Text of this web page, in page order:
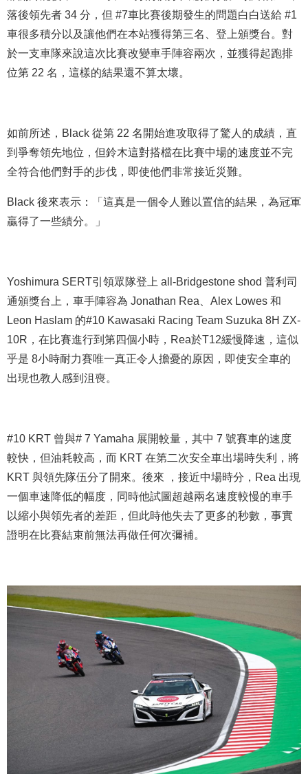
落後領先者 34 分，但 #7車比賽後期發生的問題白白送給 #1
車很多積分以及讓他們在本站獲得第三名、登上頒獎台。對
於一支車隊來說這次比賽改變車手陣容兩次，並獲得起跑排
位第 22 名，這樣的結果還不算太壞。
如前所述，Black 從第 22 名開始進攻取得了驚人的成績，直
到爭奪領先地位，但鈴木這對搭檔在比賽中場的速度並不完
全符合他們對手的步伐，即使他們非常接近災難。
Black 後來表示：「這真是一個令人難以置信的結果，為冠軍
贏得了一些績分。」
Yoshimura SERT引領眾隊登上 all-Bridgestone shod 普利司
通頒獎台上，車手陣容為 Jonathan Rea、Alex Lowes 和
Leon Haslam 的#10 Kawasaki Racing Team Suzuka 8H ZX-
10R，在比賽進行到第四個小時，Rea於T12緩慢降速，這似
乎是 8小時耐力賽唯一真正令人擔憂的原因，即使安全車的
出現也教人感到沮喪。
#10 KRT 曾與# 7 Yamaha 展開較量，其中 7 號賽車的速度
較快，但油耗較高，而 KRT 在第二次安全車出場時失利，將
KRT 與領先隊伍分了開來。後來 ，接近中場時分，Rea 出現
一個車速降低的幅度，同時他試圖超越兩名速度較慢的車手
以縮小與領先者的差距，但此時他失去了更多的秒數，事實
證明在比賽結束前無法再做任何次彌補。